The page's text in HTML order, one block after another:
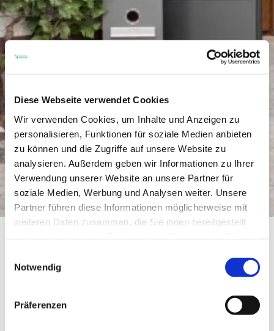
Diese Webseite verwendet Cookies
Wir verwenden Cookies, um Inhalte und Anzeigen zu
personalisieren, Funktionen für soziale Medien anbieten
zu können und die Zugriffe auf unsere Website zu
analysieren. Außerdem geben wir Informationen zu Ihrer
Verwendung unserer Website an unsere Partner für
soziale Medien, Werbung und Analysen weiter. Unsere
Partner führen diese Informationen möglicherweise mit
weiteren Daten zusammen, die Sie ihnen bereitgestellt
Notwendig
Präferenzen